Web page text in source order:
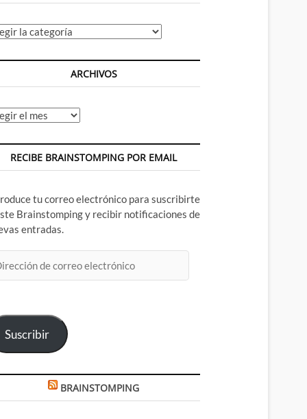
ARCHIVOS
RECIBE BRAINSTOMPING POR EMAIL
tu correo electrónico para suscribirte
Brainstomping y recibir notificaciones de
entradas.
Suscribir
BRAINSTOMPING